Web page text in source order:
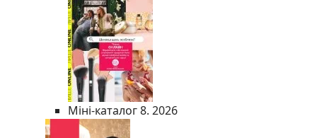
Міні-каталог 8. 2026